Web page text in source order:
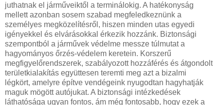
juthatnak el járműveiktől a terminálokig. A hatékonyság
mellett azonban sosem szabad megfeledkeznünk a
személyes megközelítésről, hiszen minden utas egyedi
igényekkel és elvárásokkal érkezik hozzánk. Biztonsági
szempontból a járművek védelme messze túlmutat a
hagyományos őrzés-védelem keretein. Korszerű
megfigyelőrendszerek, szabályozott hozzáférés és átgondolt
területkialakítás együttesen teremti meg azt a bizalmi
légkört, amelyre építve vendégeink nyugodtan hagyhatják
maguk mögött autójukat. A biztonsági intézkedések
láthatósága ugyan fontos, ám még fontosabb, hogy ezek a